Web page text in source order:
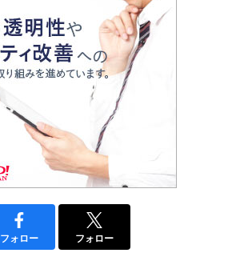
フォロー フォロー